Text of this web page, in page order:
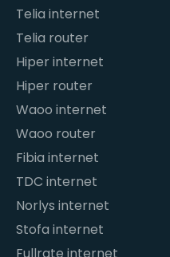
Telia internet
Telia router
Hiper internet
Hiper router
Waoo internet
Waoo router
Fibia internet
TDC internet
Norlys internet
Stofa internet